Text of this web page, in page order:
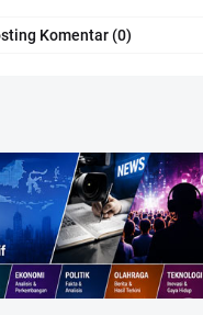
Komentar (0)